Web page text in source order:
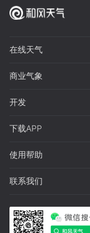
在线天气
商业气象
开发
下载APP
使用帮助
联系我们